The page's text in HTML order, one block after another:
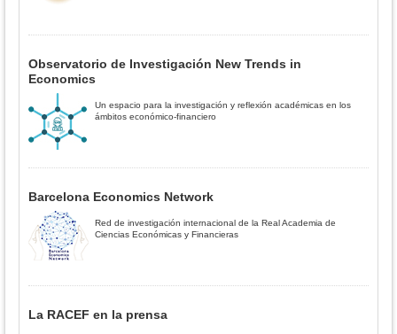
Observatorio de Investigación New Trends in
Economics
Un espacio para la investigación y reflexión académicas en los
ámbitos económico-financiero
Barcelona Economics Network
Red de investigación internacional de la Real Academia de
Ciencias Económicas y Financieras
La RACEF en la prensa